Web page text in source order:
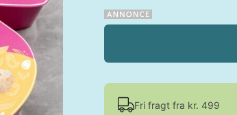
Fri fragt fra kr. 499